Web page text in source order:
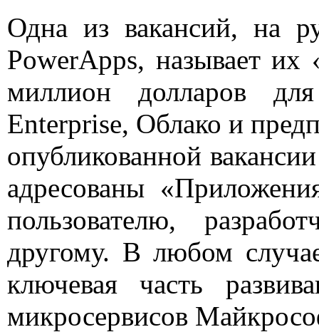
Одна из вакансий, на
PowerApps, называет
миллион долларов
Enterprise, Облако и
опубликованной
адресованы
пользователю,
другому. В любом
ключевая часть
микросервисов